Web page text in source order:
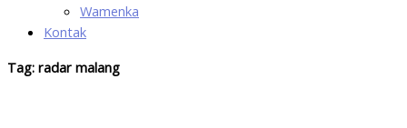
Wamenka
Kontak
Tag: radar malang